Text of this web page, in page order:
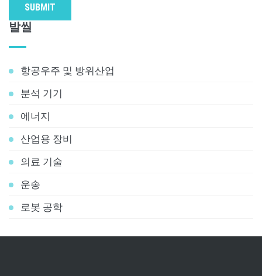
SUBMIT
발씰
항공우주 및 방위산업
분석 기기
에너지
산업용 장비
의료 기술
운송
로봇 공학